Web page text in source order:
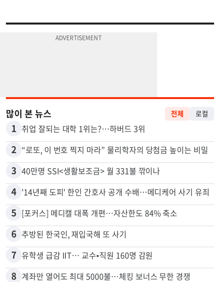
많이 본 뉴스
1 취업 잘되는 대학 1위는?…하버드 3위
2 “로또, 이 번호 찍지 마라” 물리학자의 당첨금 높이는 비밀
3 40만명 SSI<생활보조금> 월 331불 깎이나
4 '14년째 도피' 한인 간호사 공개 수배…메디케어 사기 유죄
5 [포커스] 메디캘 대폭 개편…자산한도 84% 축소
6 추방된 한국인, 재입국해 또 사기
7 유학생 급감 IIT… 교수•직원 160명 감원